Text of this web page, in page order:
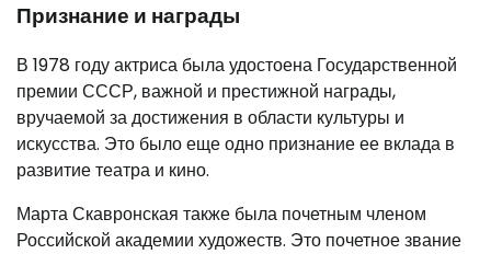
Признание и награды
В 1978 году актриса была удостоена Государственной
премии СССР, важной и престижной награды,
вручаемой за достижения в области культуры и
искусства. Это было еще одно признание ее вклада в
развитие театра и кино.
Марта Скавронская также была почетным членом
Российской академии художеств. Это почетное звание